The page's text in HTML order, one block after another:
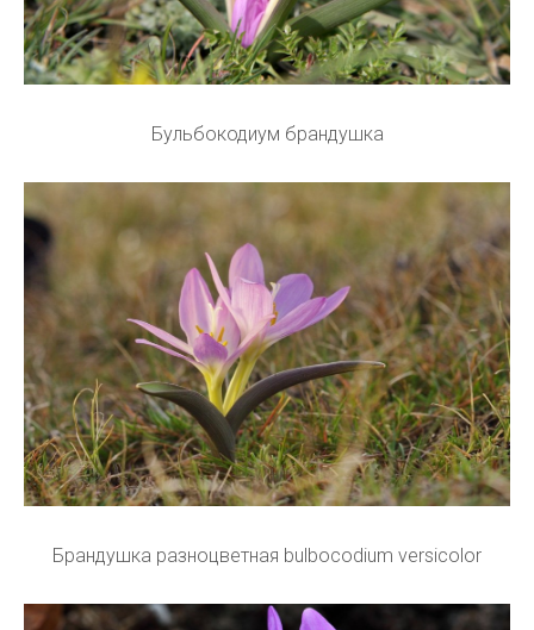
Бульбокодиум брандушка
Брандушка разноцветная bulbocodium versicolor